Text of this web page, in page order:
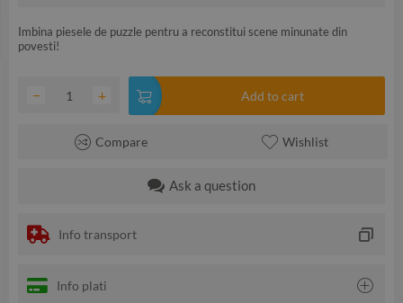
Imbina piesele de puzzle pentru a reconstitui scene minunate din
povesti!
+
− Add to cart
Compare Wishlist
Ask a question
Info transport
Info plati